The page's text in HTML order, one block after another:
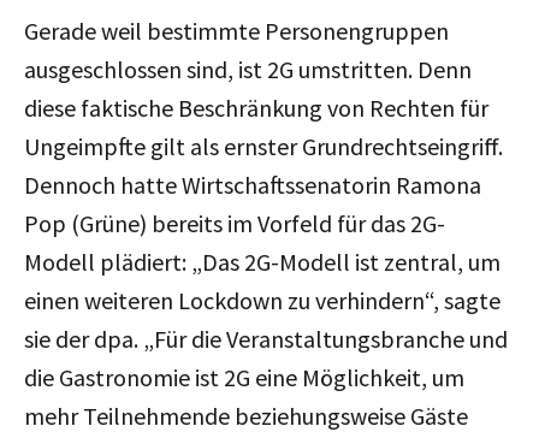
Gerade weil bestimmte Personengruppen
ausgeschlossen sind, ist 2G umstritten. Denn
diese faktische Beschränkung von Rechten für
Ungeimpfte gilt als ernster Grundrechtseingriff.
Dennoch hatte Wirtschaftssenatorin Ramona
Pop (Grüne) bereits im Vorfeld für das 2G-
Modell plädiert: „Das 2G-Modell ist zentral, um
einen weiteren Lockdown zu verhindern“, sagte
sie der dpa. „Für die Veranstaltungsbranche und
die Gastronomie ist 2G eine Möglichkeit, um
mehr Teilnehmende beziehungsweise Gäste